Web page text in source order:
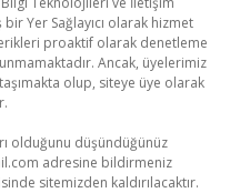
Yer Sağlayıcı olarak hizmet
proaktif olarak denetleme
Ancak, üyelerimiz
olup, siteye üye olarak
olduğunu düşündüğünüz
adresine bildirmeniz
sitemizden kaldırılacaktır.